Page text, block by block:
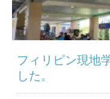
フィリピン現地
した。